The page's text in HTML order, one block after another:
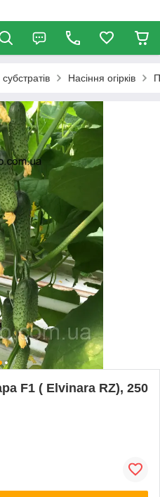
Насіння огірків
F1 ( Elvinara RZ), 250